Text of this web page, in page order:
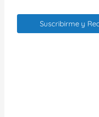
Suscribirme y